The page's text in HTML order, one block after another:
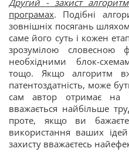
Другий - захист
програмах. Подібні
зовнішніх посягань
саме його суть і кожен
зрозумілою словесною
необхідними блок-
тощо. Якщо алгоритм
патентоздатність, може
сам автор отримає на
вважається найбільше
проте, якщо ви
використання ваших
захисту вважаєтесь